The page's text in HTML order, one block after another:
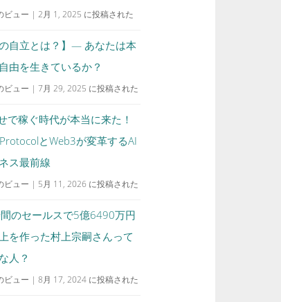
ビュー |2月 1, 2025 に投稿された
の自立とは？】— あなたは本
由を生きているか？
ビュー |7月 29, 2025 に投稿された
で稼ぐ時代が本当に来た！
とWeb3が変革するAI
ス最前線
ビュー | 5月 11, 2026 に投稿された
のセールスで5億6490万円
を作った村上宗嗣さんって
人？
ビュー |8月 17, 2024 に投稿された